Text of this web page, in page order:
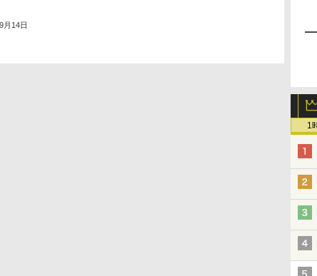
1
月14日